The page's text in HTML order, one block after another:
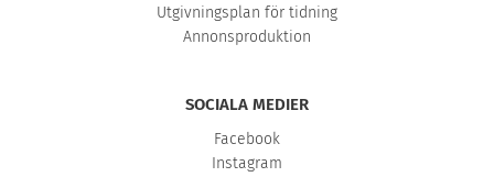
Utgivningsplan för tidning
Annonsproduktion
SOCIALA MEDIER
Facebook
Instagram